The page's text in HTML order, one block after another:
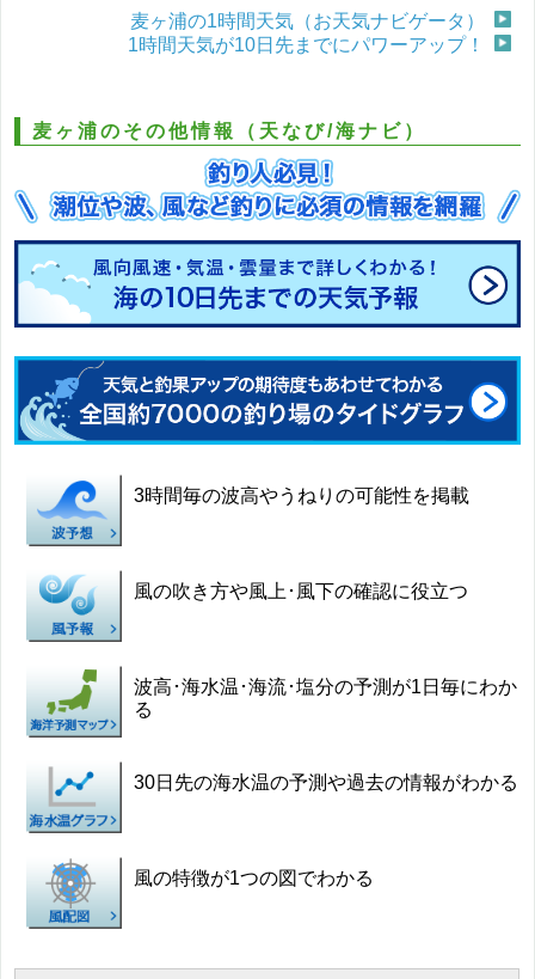
麦ヶ浦の1時間天気（お天気ナビゲータ）
1時間天気が10日先までにパワーアップ！
麦ヶ浦のその他情報（天なび/海ナビ）
3時間毎の波高やうねりの可能性を掲載
風の吹き方や風上･風下の確認に役立つ
波高･海水温･海流･塩分の予測が1日毎にわか
る
30日先の海水温の予測や過去の情報がわかる
風の特徴が1つの図でわかる